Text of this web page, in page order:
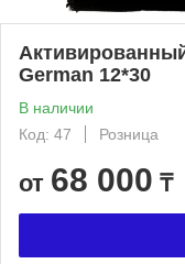
German 12*30
В наличии
Код: 47
Розница
от 68 000 ₸